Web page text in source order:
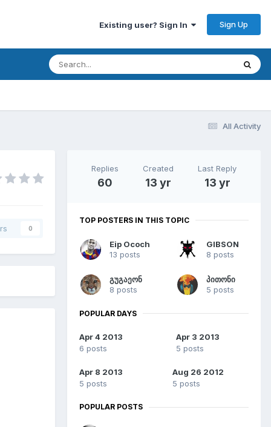
Existing user? Sign In Sign Up
All Activity
0
Replies
60
Created
13 yr
Last Reply
13 yr
TOP POSTERS IN THIS TOPIC
Eip Ococh
13 posts
GIBSON
8 posts
გუგაეონ
8 posts
პითონი
5 posts
POPULAR DAYS
Apr 4 2013
6 posts
Apr 3 2013
5 posts
Apr 8 2013
5 posts
Aug 26 2012
5 posts
POPULAR POSTS